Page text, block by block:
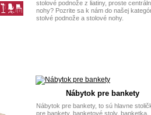
stolové podnože z liatiny, proste
nohy? Pozrite sa k nám do našej
stolvé podnože a stolové nohy.
Nábytok pre bankety
Nábytok pre bankety, to sú hlavne
pre bankety, banketové stoly, banketka,